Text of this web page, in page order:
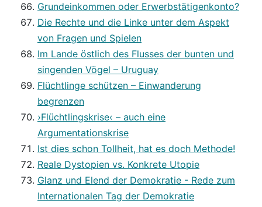
Grundeinkommen oder Erwerbstätigenkonto?
Die Rechte und die Linke unter dem Aspekt
von Fragen und Spielen
Im Lande östlich des Flusses der bunten und
singenden Vögel – Uruguay
Flüchtlinge schützen – Einwanderung
begrenzen
›Flüchtlingskrise‹ – auch eine
Argumentationskrise
Ist dies schon Tollheit, hat es doch Methode!
Reale Dystopien vs. Konkrete Utopie
Glanz und Elend der Demokratie - Rede zum
Internationalen Tag der Demokratie